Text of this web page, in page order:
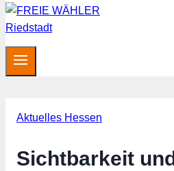
Aktuelles Hessen
Sichtbarkeit und